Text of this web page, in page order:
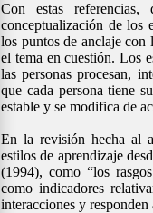
Con estas
conceptualización de los
los puntos de anclaje con
el tema en cuestión. Los
las personas procesan,
que cada persona tiene
estable y se modifica de
En la revisión hecha al
estilos de aprendizaje
(1994), como “los
como indicadores
interacciones y